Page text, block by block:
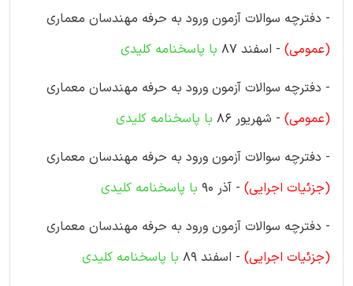
- دفترچه سوالات آزمون ورود به حرفه مهندسان معماری
(عمومی) - اسفند 87 با پاسخنامه کلیدی
- دفترچه سوالات آزمون ورود به حرفه مهندسان معماری
(عمومی) - شهریور 86 با پاسخنامه کلیدی
- دفترچه سوالات آزمون ورود به حرفه مهندسان معماری
(جزئیات اجرایی) - آذر 90 با پاسخنامه کلیدی
- دفترچه سوالات آزمون ورود به حرفه مهندسان معماری
(جزئیات اجرایی) - اسفند 89 با پاسخنامه کلیدی